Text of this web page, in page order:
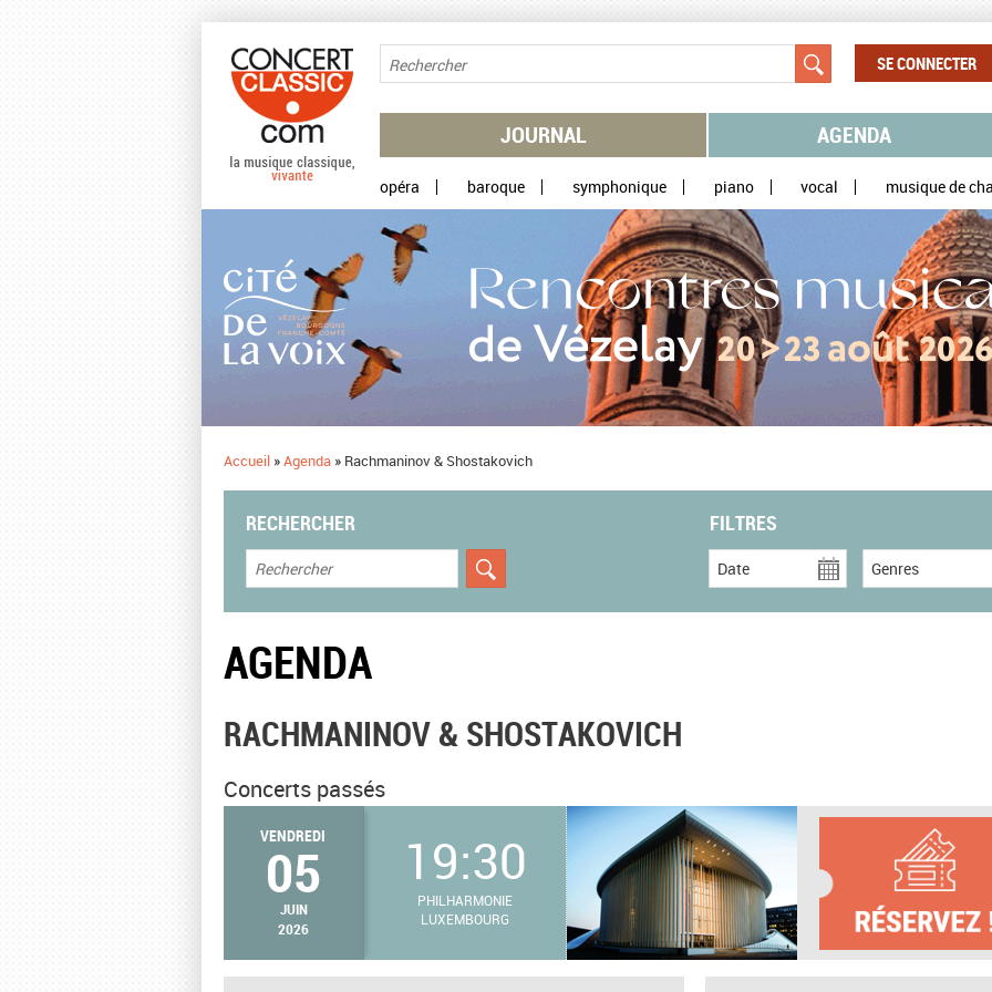
SE CONNECTER
JOURNAL AGENDA
opéra baroque symphonique piano vocal musique de
Accueil »Agenda » Rachmaninov & Shostakovich
RECHERCHER FILTRES
Date Genres
AGENDA
RACHMANINOV & SHOSTAKOVICH
Concerts passés
VENDREDI
05
JUIN
2026
19:30
PHILHARMONIE
LUXEMBOURG